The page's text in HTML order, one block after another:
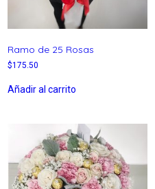
Ramo de 25 Rosas
$175.50
Añadir al carrito